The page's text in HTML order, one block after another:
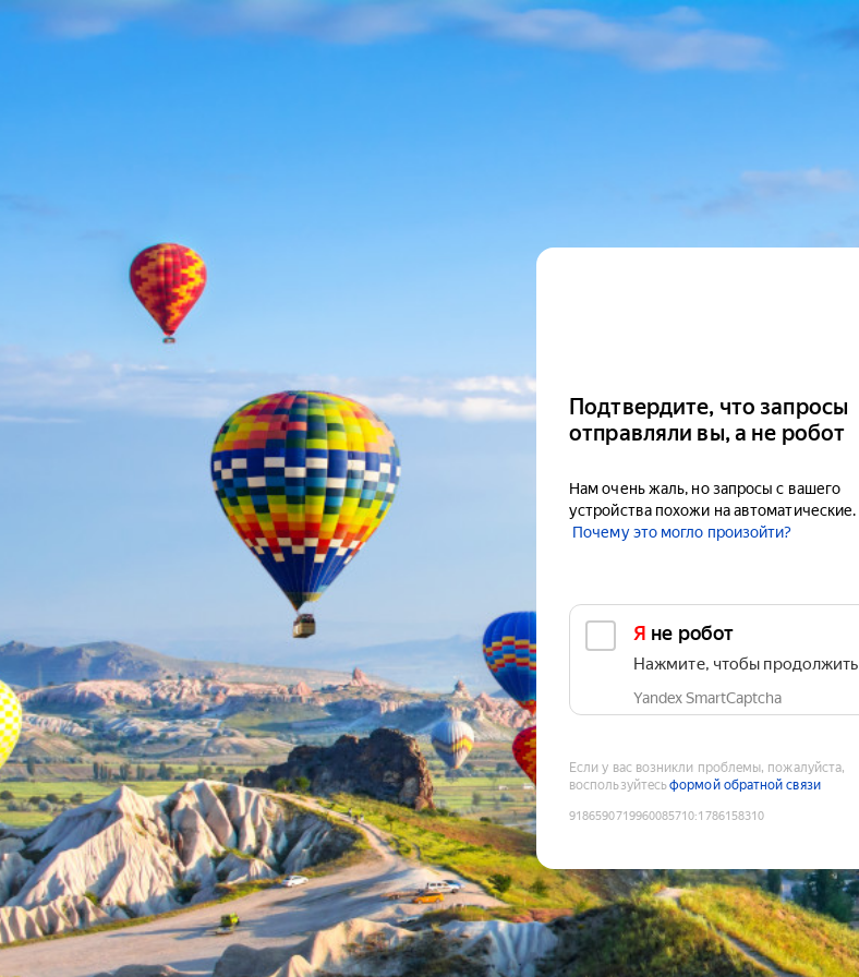
Подтвердите, что запросы
отправляли вы, а не робот
Нам очень жаль, но запросы с вашего
устройства похожи на автоматические.
Почему это могло произойти?
Я не робот
Нажмите, чтобы продолжить
Yandex SmartCaptcha
Если у вас возникли проблемы, пожалуйста,
воспользуйтесьформой обратной связи
9186590719960085710:1786158310